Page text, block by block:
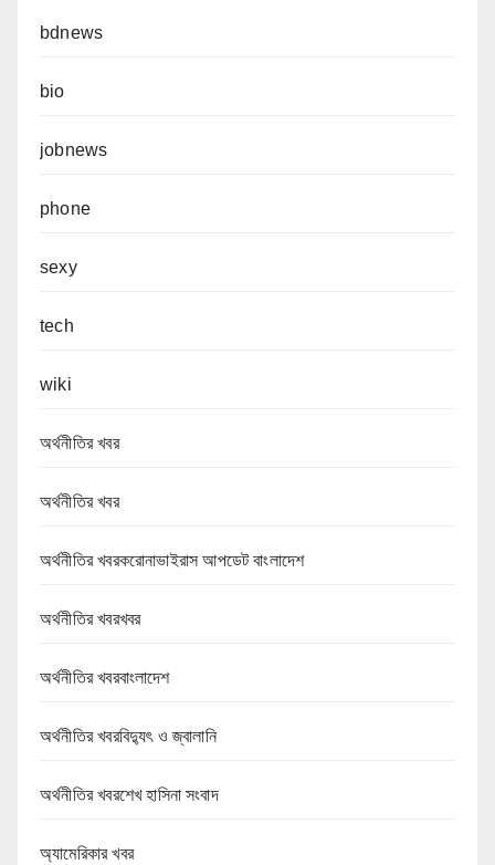
bdnews
bio
jobnews
phone
sexy
tech
wiki
অর্থনীতির খবর
অর্থনীতির খবর
অর্থনীতির খবরকরোনাভাইরাস আপডেট বাংলাদেশ
অর্থনীতির খবরখবর
অর্থনীতির খবরবাংলাদেশ
অর্থনীতির খবরবিদ্যুৎ ও জ্বালানি
অর্থনীতির খবরশেখ হাসিনা সংবাদ
অ্যামেরিকার খবর